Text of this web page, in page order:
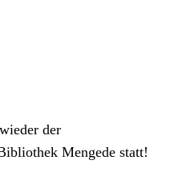
der
Mengede statt!